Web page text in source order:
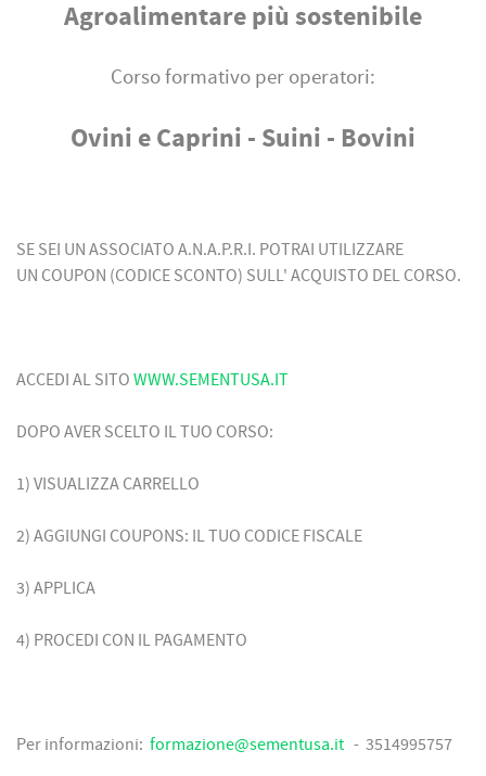
Agroalimentare più sostenibile
Corso formativo per operatori:
Ovini e Caprini - Suini - Bovini
SE SEI UN ASSOCIATO A.N.A.P.R.I. POTRAI UTILIZZARE
UN COUPON (CODICE SCONTO) SULL' ACQUISTO DEL CORSO.
ACCEDI AL SITO WWW.SEMENTUSA.IT
DOPO AVER SCELTO IL TUO CORSO:
1) VISUALIZZA CARRELLO
2) AGGIUNGI COUPONS: IL TUO CODICE FISCALE
3) APPLICA
4) PROCEDI CON IL PAGAMENTO
Per informazioni: formazione@sementusa.it - 3514995757